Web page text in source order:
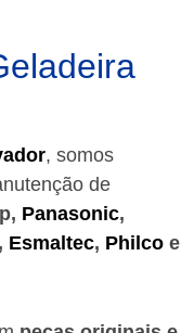
, somos
de
Panasonic,
, Esmaltec, Philco e